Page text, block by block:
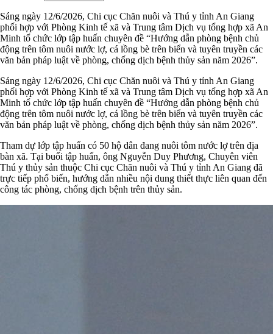
Sáng ngày 12/6/2026, Chi cục Chăn nuôi và Thú y tỉnh An Giang
phối hợp với Phòng Kinh tế xã và Trung tâm Dịch vụ tổng hợp xã An
Minh tổ chức lớp tập huấn chuyên đề “Hướng dẫn phòng bệnh chủ
động trên tôm nuôi nước lợ, cá lồng bè trên biển và tuyên truyền các
văn bản pháp luật về phòng, chống dịch bệnh thủy sản năm 2026”.
Sáng ngày 12/6/2026, Chi cục Chăn nuôi và Thú y tỉnh An Giang
phối hợp với Phòng Kinh tế xã và Trung tâm Dịch vụ tổng hợp xã An
Minh tổ chức lớp tập huấn chuyên đề “Hướng dẫn phòng bệnh chủ
động trên tôm nuôi nước lợ, cá lồng bè trên biển và tuyên truyền các
văn bản pháp luật về phòng, chống dịch bệnh thủy sản năm 2026”.
Tham dự lớp tập huấn có 50 hộ dân đang nuôi tôm nước lợ trên địa
bàn xã. Tại buổi tập huấn, ông Nguyễn Duy Phương, Chuyên viên
Thú y thủy sản thuộc Chi cục Chăn nuôi và Thú y tỉnh An Giang đã
trực tiếp phổ biến, hướng dẫn nhiều nội dung thiết thực liên quan đến
công tác phòng, chống dịch bệnh trên thủy sản.